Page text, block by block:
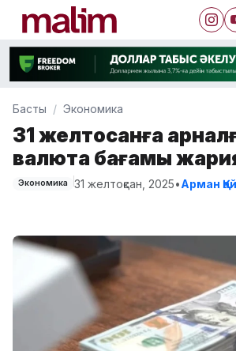
Басты Экономика
31 желтоқсанға
валюта бағамы
Экономика 31 желтоқсан, 2025•Арман